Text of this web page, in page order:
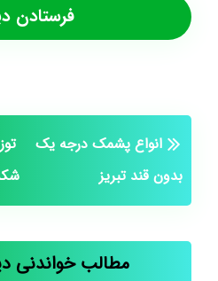
انواع پشمک درجه یک
بدون قند تبریز
مطالب خواندنی